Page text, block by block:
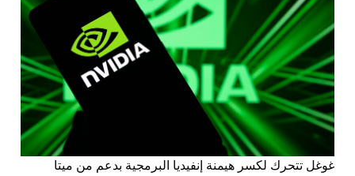
غوغل تتحرك لكسر هيمنة إنفيديا البرمجية بدعم من ميتا